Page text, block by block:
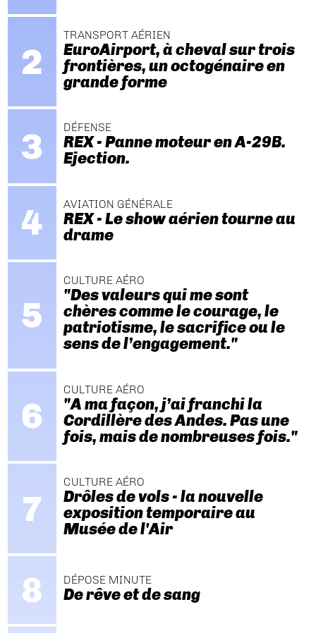
TRANSPORT AÉRIEN
EuroAirport, à cheval sur trois
frontières, un octogénaire en
grande forme
DÉFENSE
REX - Panne moteur en A-29B.
Ejection.
AVIATION GÉNÉRALE
REX - Le show aérien tourne au
drame
CULTURE AÉRO
"Des valeurs qui me sont
chères comme le courage, le
patriotisme, le sacrifice ou le
sens de l’engagement."
CULTURE AÉRO
"A ma façon, j’ai franchi la
Cordillère des Andes. Pas une
fois, mais de nombreuses fois."
CULTURE AÉRO
Drôles de vols - la nouvelle
exposition temporaire au
Musée de l'Air
DÉPOSE MINUTE
De rêve et de sang